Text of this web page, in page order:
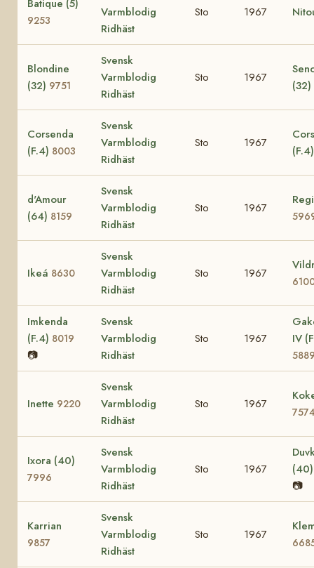
Batique (5)
9253
Varmblodig
Ridhäst
Sto 1967
Blondine
(32) 9751
Svensk
Varmblodig
Ridhäst
Sto 1967
(32)
Corsenda
(F.4) 8003
Svensk
Varmblodig
Ridhäst
Sto 1967
d'Amour
(64) 8159
Svensk
Varmblodig
Ridhäst
Sto 1967
Ikeá 8630
Svensk
Varmblodig
Ridhäst
Sto 1967
Imkenda
(F.4) 8019
📷
Svensk
Varmblodig
Ridhäst
Sto 1967
IV
Inette 9220
Svensk
Varmblodig
Ridhäst
Sto 1967
Ixora (40)
7996
Svensk
Varmblodig
Ridhäst
Sto 1967
📷
Karrian
9857
Svensk
Varmblodig
Ridhäst
Sto 1967